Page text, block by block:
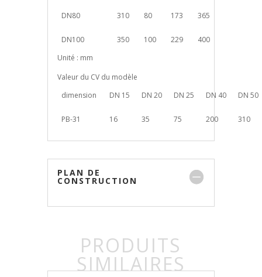
DN80 310 80 173 365
DN100 350 100 229
400
Unité : mm
Valeur du CV du modèle
dimension
DN 15 DN 20 DN 25 DN 40 DN 50
PB-31 16 35 75 200 310
PLAN DE
CONSTRUCTION
PRODUITS
SIMILAIRES